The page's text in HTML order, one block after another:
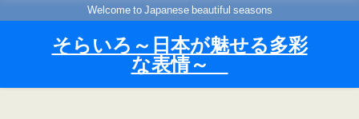
Welcome to Japanese beautiful seasons
そらいろ～日本が魅せる多彩
な表情～